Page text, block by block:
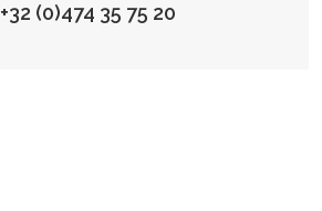
+32 (0)474 35 75 20